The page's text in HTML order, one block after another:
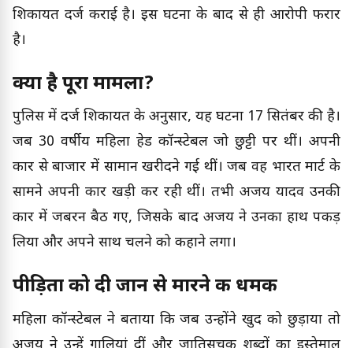
शिकायत दर्ज कराई है। इस घटना के बाद से ही आरोपी फरार
है।
क्या है पूरा मामला?
पुलिस में दर्ज शिकायत के अनुसार, यह घटना 17 सितंबर की है।
जब 30 वर्षीय महिला हेड कॉन्स्टेबल जो छुट्टी पर थीं। अपनी
कार से बाजार में सामान खरीदने गई थीं। जब वह भारत मार्ट के
सामने अपनी कार खड़ी कर रही थीं। तभी अजय यादव उनकी
कार में जबरन बैठ गए, जिसके बाद अजय ने उनका हाथ पकड़
लिया और अपने साथ चलने को कहाने लगा।
पीड़िता को दी जान से मारने की धमकी
महिला कॉन्स्टेबल ने बताया कि जब उन्होंने खुद को छुड़ाया तो